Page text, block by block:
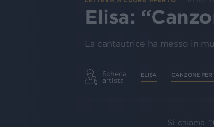
Elisa:
La cantautrice ha messo in
Scheda
artista
ELISA CANZONE PER
Si chiama “